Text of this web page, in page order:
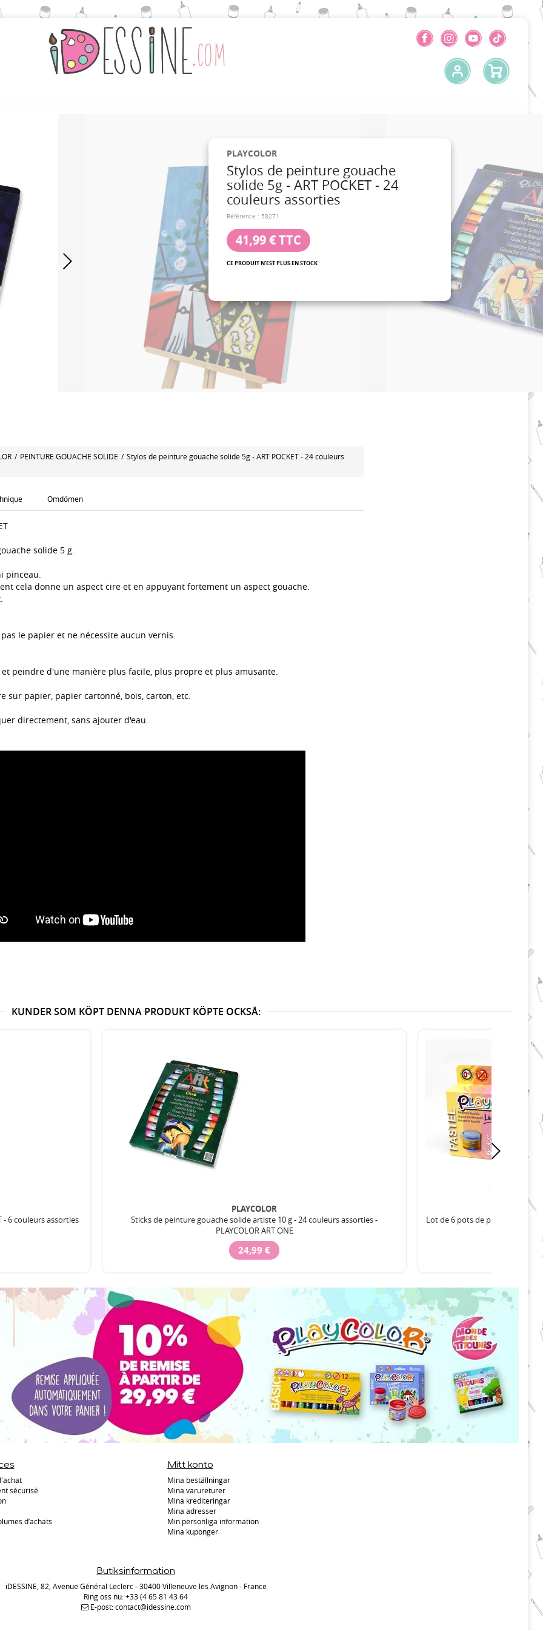
PLAYCOLOR
Stylos de peinture gouache
solide 5g - ART POCKET - 24
couleurs assorties
Référence : 58271
41,99 €TTC
CE PRODUIT N'EST PLUS EN STOCK
/ PEINTURE GOUACHE SOLIDE / Stylos de peinture gouache solide 5g - ART POCKET - 24 couleurs
Omdömen
solide 5 g.
pinceau.
cela donne un aspect cire et en appuyant fortement un aspect gouache.
le papier et ne nécessite aucun vernis.
peindre d'une manière plus facile, plus propre et plus amusante.
sur papier, papier cartonné, bois, carton, etc.
directement, sans ajouter d'eau.
KUNDER SOM KÖPT DENNA PRODUKT KÖPTE OCKSÅ:
- 6 couleurs assorties
PLAYCOLOR
Sticks de peinture gouache solide artiste 10 g - 24 couleurs assorties -
PLAYCOLOR ART ONE
24,99 €
Lot de 6 pots de peinture liquide
sécurisé
d’achats
Mitt konto
Mina beställningar
Mina varureturer
Mina krediteringar
Mina adresser
Min personliga information
Mina kuponger
Butiksinformation
iDESSINE, 82, Avenue Général Leclerc - 30400 Villeneuve les Avignon - France
Ring oss nu:+33 (4 65 81 43 64
E-post:contact@idessine.com